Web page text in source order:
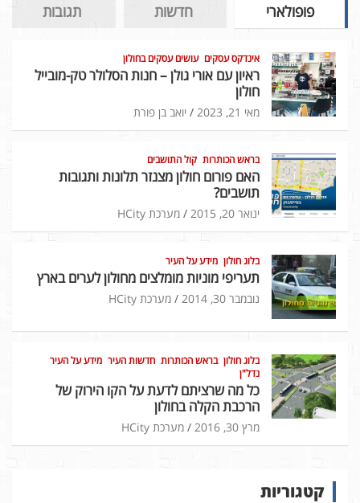
פופולארי חדשות תגובות
אינדקס עסקים עושים עסקים בחולון
ראיון עם אורי גולן – חנות הסלולר טק-מובייל
חולון
מאי 21, 2023 יואב בן פורת
בראש הכותרות קול התושבים
האם פורום חולון מצנזר תלונות ותגובות
תושבים?
ינואר 20, 2015 מערכת HCity
בלוג חולון מידע על העיר
תעריפי מוניות מומלצים מחולון לערים בארץ
נובמבר 30, 2014 מערכת HCity
בלוג חולון בראש הכותרות חדשות העיר מידע על העיר
נדל"ן
כל מה שרציתם לדעת על הקו הירוק של
הרכבת הקלה בחולון
מרץ 30, 2016 מערכת HCity
קטגוריות